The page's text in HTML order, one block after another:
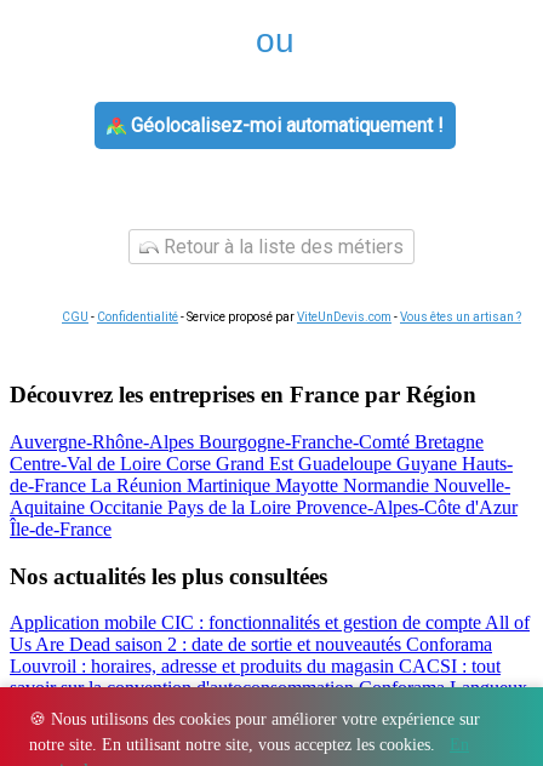
🍪 Nous utilisons des cookies pour améliorer votre expérience sur
notre site. En utilisant notre site, vous acceptez les cookies.
En
ou
Géolocalisez-moi automatiquement !
Retour à la liste des métiers
CGU - Confidentialité- Service proposé parViteUnDevis.com -Vous êtes un artisan ?
Découvrez les entreprises en France par Région
Auvergne-Rhône-Alpes Bourgogne-Franche-Comté Bretagne
Centre-Val de Loire Corse Grand Est Guadeloupe Guyane Hauts-
de-France La Réunion Martinique Mayotte Normandie Nouvelle-
Aquitaine Occitanie Pays de la Loire Provence-Alpes-Côte d'Azur
Île-de-France
Nos actualités les plus consultées
Application mobile CIC : fonctionnalités et gestion de compte All of
Us Are Dead saison 2 : date de sortie et nouveautés Conforama
Louvroil : horaires, adresse et produits du magasin CACSI : tout
savoir sur la convention d'autoconsommationConforama Langueux
: horaires, adresse et avis du magasinFilbanque : gérer ses comptes
CIC en ligne facilement
Régions - Départements - Villes - Entreprises - Marques Contact